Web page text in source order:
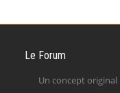
Le Forum
Un concept original